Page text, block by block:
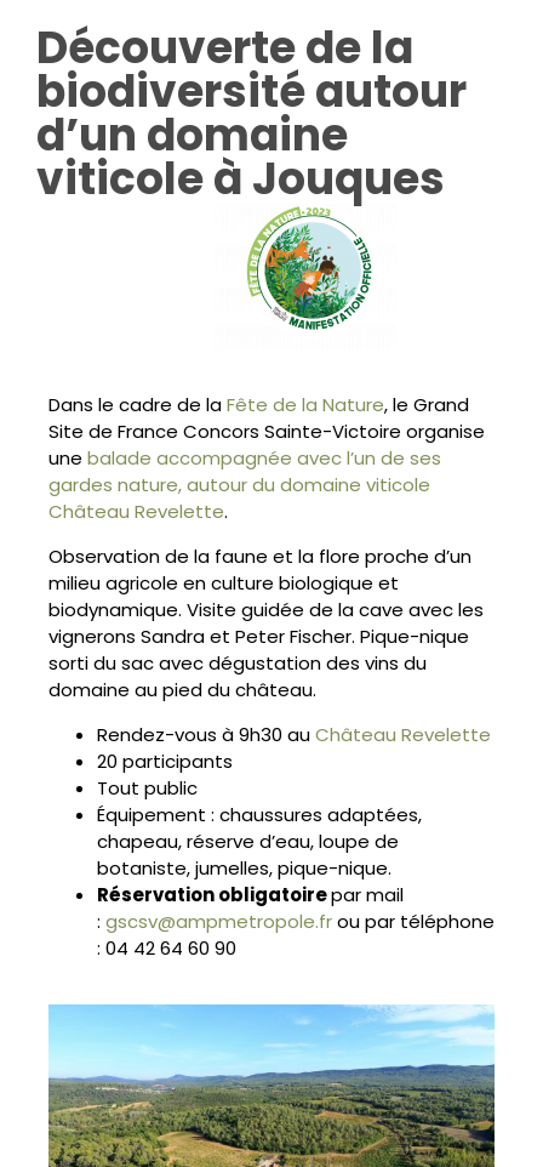
Découverte de la
biodiversité autour
d’un domaine
viticole à Jouques
Dans le cadre de laFête de la Nature, le Grand
Site de France Concors Sainte-Victoire organise
une balade accompagnée avec l’un de ses
gardes nature, autour du domaine viticole
Château Revelette.
Observation de la faune et la flore proche d’un
milieu agricole en culture biologique et
biodynamique. Visite guidée de la cave avec les
vignerons Sandra et Peter Fischer. Pique-nique
sorti du sac avec dégustation des vins du
domaine au pied du château.
Rendez-vous à 9h30 auChâteau Revelette
20 participants
Tout public
Équipement : chaussures adaptées,
chapeau, réserve d’eau, loupe de
botaniste, jumelles, pique-nique.
Réservation obligatoirepar mail
: gscsv@ampmetropole.frou par téléphone
: 04 42 64 60 90